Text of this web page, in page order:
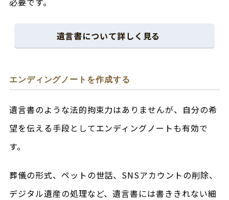
遺言書について詳しく見る
エンディングノートを作成する
遺言書のような法的拘束力はありませんが、自分の希
望を伝える手段としてエンディングノートも有効で
す。
葬儀の形式、ペットの世話、SNSアカウントの削除、
デジタル遺産の処理など、遺言書には書ききれない細